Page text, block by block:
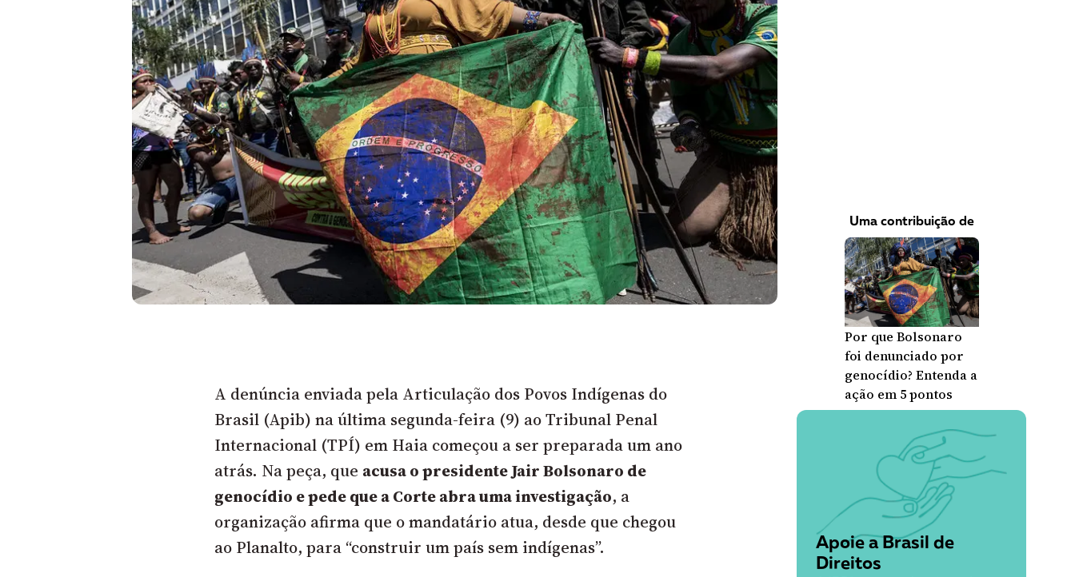
Liberdade de expressão Tráfico de pessoas e trabalho escravoPodcast
A denúncia enviada pela Articulação dos Povos Indígenas do
Brasil (Apib) na última segunda-feira (9) ao Tribunal Penal
Internacional (TPÍ) em Haia começou a ser preparada um ano
atrás. Na peça, que acusa o presidente Jair Bolsonaro de
genocídio e pede que a Corte abra uma investigação, a
organização afirma que o mandatário atua, desde que chegou
ao Planalto, para “construir um país sem indígenas”.
Uma contribuição de
Por que Bolsonaro
foi denunciado por
genocídio? Entenda a
ação em 5 pontos
Apoie a Brasil de
Direitos